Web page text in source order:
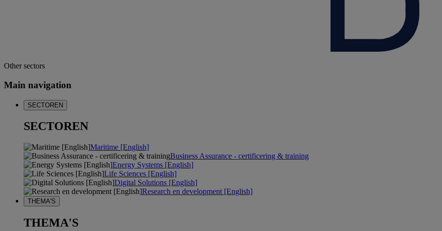
Other sectors
Main navigation
SECTOREN
SECTOREN
Maritime [English]
Business Assurance - certificering & training
Energy Systems [English]
Life Sciences [English]
Digital Solutions [English]
Research en development [English]
THEMA'S
THEMA'S